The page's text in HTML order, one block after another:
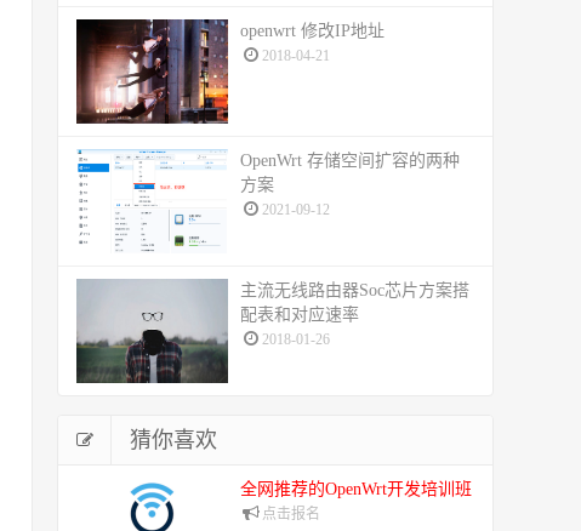
openwrt 修改IP地址
2018-04-21
OpenWrt 存储空间扩容的两种
方案
2021-09-12
主流无线路由器Soc芯片方案搭
配表和对应速率
2018-01-26
猜你喜欢
全网推荐的OpenWrt开发培训班
点击报名